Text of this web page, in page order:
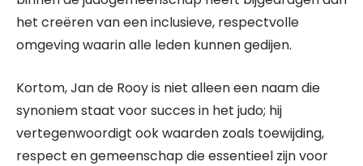
het creëren van een inclusieve, respectvolle
omgeving waarin alle leden kunnen gedijen.
Kortom, Jan de Rooy is niet alleen een naam die
synoniem staat voor succes in het judo; hij
vertegenwoordigt ook waarden zoals toewijding,
respect en gemeenschap die essentieel zijn voor